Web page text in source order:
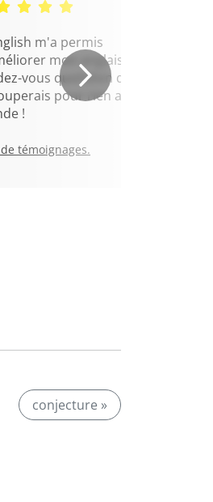
m'a permis
mon anglais. Un
vous quotidien que je
pour rien au
!
témoignages.
conjecture »